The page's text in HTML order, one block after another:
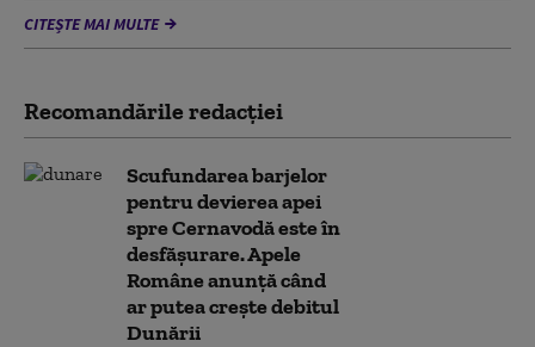
CITEȘTE MAI MULTE
Recomandările redacţiei
Scufundarea barjelor
pentru devierea apei
spre Cernavodă este în
desfășurare. Apele
Române anunță când
ar putea crește debitul
Dunării